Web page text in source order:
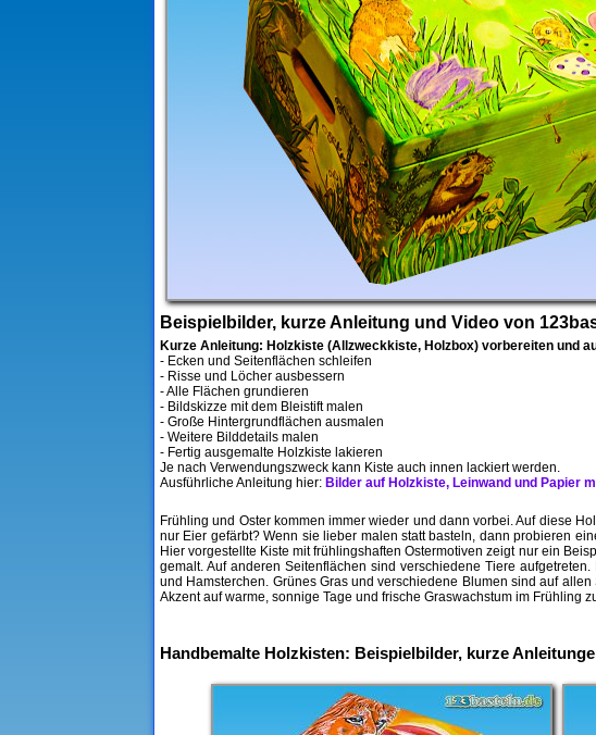
Beispielbilder, kurze Anleitung und Video von
Kurze Anleitung: Holzkiste (Allzweckkiste, Holzbox) vorbereiten und
- Ecken und Seitenflächen schleifen
- Risse und Löcher ausbessern
- Alle Flächen grundieren
- Bildskizze mit dem Bleistift malen
- Große Hintergrundflächen ausmalen
- Weitere Bilddetails malen
- Fertig ausgemalte Holzkiste lakieren
Je nach Verwendungszweck kann Kiste auch innen lackiert werden.
Ausführliche Anleitung hier: Bilder auf Holzkiste, Leinwand und Papier
Frühling und Oster kommen immer wieder und dann vorbei. Auf diese
nur Eier gefärbt? Wenn sie lieber malen statt basteln, dann probieren
Hier vorgestellte Kiste mit frühlingshaften Ostermotiven zeigt nur ein
gemalt. Auf anderen Seitenflächen sind verschiedene Tiere
und Hamsterchen. Grünes Gras und verschiedene Blumen sind auf
Akzent auf warme, sonnige Tage und frische Graswachstum im Frühling
Handbemalte Holzkisten: Beispielbilder, kurze